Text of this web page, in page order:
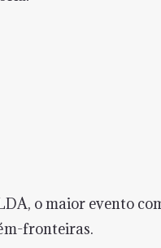
o maior evento
fronteiras.